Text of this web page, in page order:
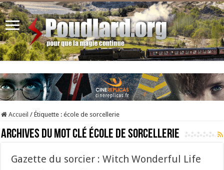
Accueil / Étiquette :école de sorcellerie
Archives du mot clé école de sorcellerie
Gazette du sorcier : Witch Wonderful Life